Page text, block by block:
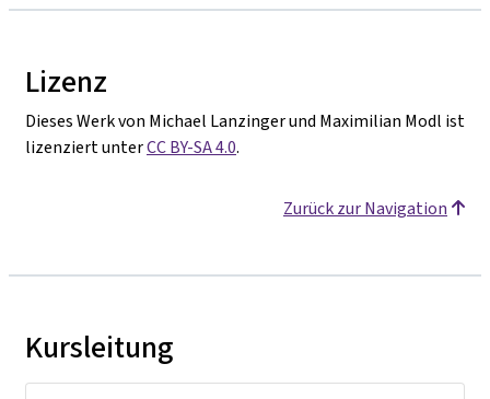
Lizenz
Dieses Werk von Michael Lanzinger und Maximilian Modl ist
lizenziert unterCC BY-SA 4.0.
Zurück zur Navigation
Kursleitung